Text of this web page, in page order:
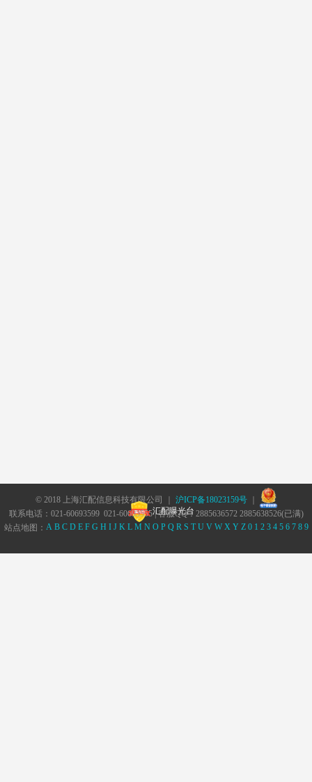
© 2018 上海汇配信息科技有限公司 ｜ 沪ICP备18023159号｜
汇配曝光台
联系电话：021-60693599 021-60693555 | 客服QQ：2885636572 2885638526(已满)
站点地图： A B C D E F G H I J K L M N O P Q R S T U V W X Y Z 0 1 2 3 4 5 6 7 8 9